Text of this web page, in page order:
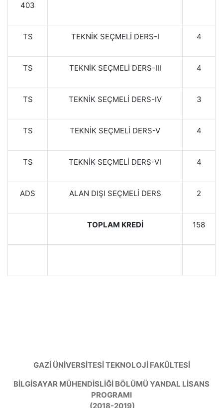
403
TS TEKNİK SEÇMELİ DERS-I 4
TS TEKNİK SEÇMELİ DERS-III 4
TS TEKNİK SEÇMELİ DERS-IV 3
TS TEKNİK SEÇMELİ DERS-V 4
TS TEKNİK SEÇMELİ DERS-VI 4
ADS ALAN DIŞI SEÇMELİ DERS 2
TOPLAM KREDİ 158
GAZİ ÜNİVERSİTESİ TEKNOLOJİ FAKÜLTESİ
BİLGİSAYAR MÜHENDİSLİĞİ BÖLÜMÜ YANDAL LİSANS
PROGRAMI
(2018-2019)